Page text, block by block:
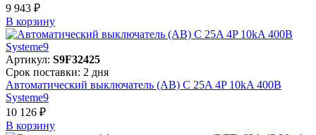
9 943 ₽
В корзинy
Артикул: S9F32425
Срок поставки: 2 дня
Автоматический выключатель (АВ) C 25A 4P 10kA 400В
Systeme9
10 126 ₽
В корзинy